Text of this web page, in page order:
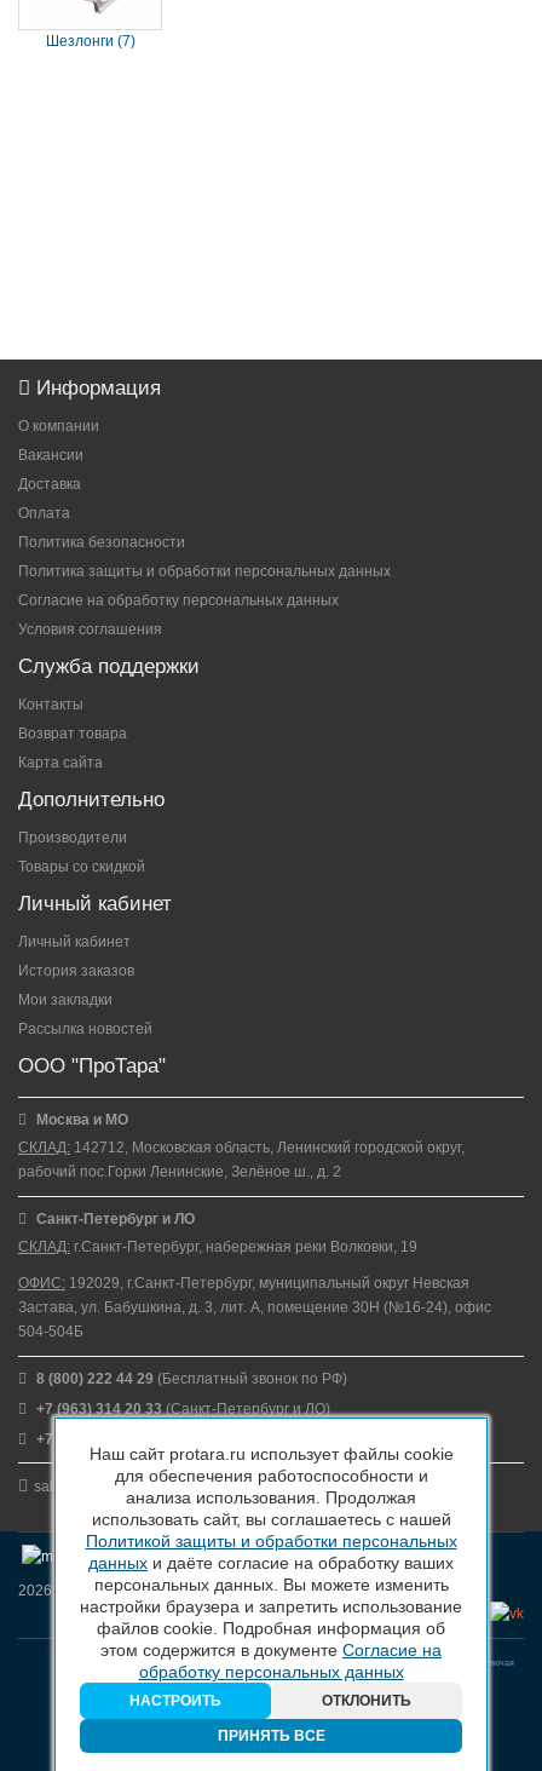
Шезлонги (7)
Информация
О компании
Вакансии
Доставка
Оплата
Политика безопасности
Политика защиты и обработки персональных данных
Согласие на обработку персональных данных
Условия соглашения
Служба поддержки
Контакты
Возврат товара
Карта сайта
Дополнительно
Производители
Товары со скидкой
Личный кабинет
Личный кабинет
История заказов
Мои закладки
Рассылка новостей
ООО "ПроТара"
Москва и МО
СКЛАД: 142712, Московская область, Ленинский городской округ,
рабочий пос.Горки Ленинские, Зелёное ш., д. 2
Санкт-Петербург и ЛО
СКЛАД: г.Санкт-Петербург, набережная реки Волковки, 19
ОФИС: 192029, г.Санкт-Петербург, муниципальный округ Невская
Застава, ул. Бабушкина, д. 3, лит. А, помещение 30Н (№16-24), офис
504-504Б
8 (800) 222 44 29 (Бесплатный звонок по РФ)
+7 (963) 314 20 33(Санкт-Петербург и ЛО)
+7 (963) 314 20 33
sales@protara.ru
2026 © ПроТара - Производство и продажа пластиковой тары
Вся информация, размещенная на веб-сайте protara.ru и всех поддоменах сайта protara.ru включая
тексты, графические материалы, шрифт, элементы дизайна, товарные знаки и иллюстрации/
фотографии, охраняется в соответствии с законодательством РФ
Наш сайт protara.ru использует файлы cookie
для обеспечения работоспособности и
анализа использования. Продолжая
использовать сайт, вы соглашаетесь с нашей
Политикой защиты и обработки персональных
данных и даёте согласие на обработку ваших
персональных данных. Вы можете изменить
настройки браузера и запретить использование
файлов cookie. Подробная информация об
этом содержится в документе Согласие на
обработку персональных данных
НАСТРОИТЬ ОТКЛОНИТЬ
ПРИНЯТЬ ВСЕ